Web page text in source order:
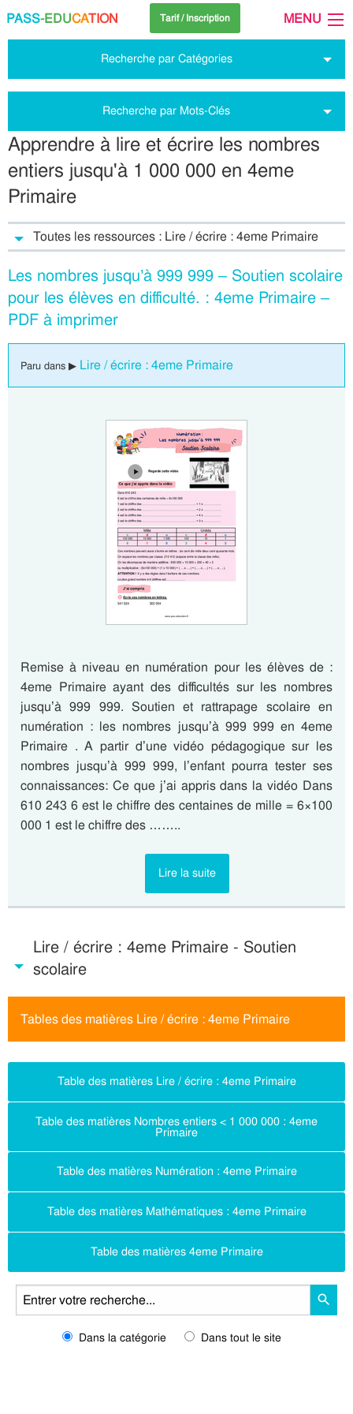
PASS-EDUCATION Tarif / Inscription MENU
Recherche par Catégories
Recherche par Mots-Clés
Apprendre à lire et écrire les nombres
entiers jusqu'à 1 000 000 en 4eme
Primaire
Toutes les ressources : Lire / écrire : 4eme Primaire
Les nombres jusqu’à 999 999 – Soutien scolaire
pour les élèves en difficulté. : 4eme Primaire –
PDF à imprimer
Paru dans ▶ Lire / écrire : 4eme Primaire
Remise à niveau en numération pour les élèves de :
4eme Primaire ayant des difficultés sur les nombres
jusqu’à 999 999. Soutien et rattrapage scolaire en
numération : les nombres jusqu’à 999 999 en 4eme
Primaire . A partir d’une vidéo pédagogique sur les
nombres jusqu’à 999 999, l’enfant pourra tester ses
connaissances: Ce que j’ai appris dans la vidéo Dans
610 243 6 est le chiffre des centaines de mille = 6×100
000 1 est le chiffre des ……..
Lire la suite
Lire / écrire : 4eme Primaire - Soutien
scolaire
Tables des matières Lire / écrire : 4eme Primaire
Table des matières Lire / écrire : 4eme Primaire
Table des matières Nombres entiers < 1 000 000 : 4eme
Primaire
Table des matières Numération : 4eme Primaire
Table des matières Mathématiques : 4eme Primaire
Table des matières 4eme Primaire
Dans la catégorie Dans tout le site